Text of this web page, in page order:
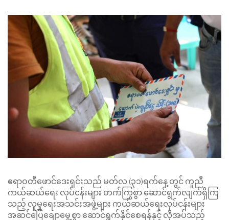
ဧရာဝတီဖောင်ဒေးရှင်းသည် မတ်လ (၃၁)ရက်နေ့ တွင် ကူညီ
ကယ်ဆယ်ရေး လုပ်ငန်းများ တက်ကြွစွာ ဆောင်ရွက်လျက်ရှိကြ
သည့် လူမှုရေးအသင်းအဖွဲ့များ ကယ်ဆယ်ရေးလုပ်ငန်းများ
အဆင်ပြေချောမွေ့စွာ ဆောင်ရွက်နိုင်စေရန်နှင့် လိုအပ်သည့်